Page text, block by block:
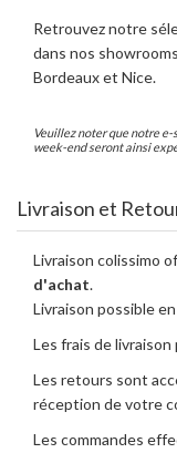
Retrouvez notre
dans nos
Bordeaux et Nice.
Veuillez noter que notre
week-end seront ainsi
Livraison et
Livraison colissimo
d'achat.
Livraison possible
Les frais de
Les retours sont
réception de votre
Les commandes